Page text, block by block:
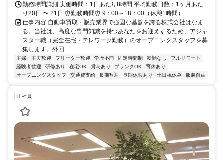
勤務時間詳細 実働時間：1日あたり8時間 平均勤務日数：1ヶ月あた
り20日 〜 21日 ⏰勤務時間⏰ 9：00～18：00（休憩1時間）
仕事内容 自動車買取・販売業界で強固な基盤を誇る株式会社はなま
る。当社は、高度な専門知識を持つあなたをお迎えするため、アジャ
スター職（完全在宅・テレワーク勤務）のオープニングスタッフを募
集します。外回...
主婦・主夫歓迎 フリーター歓迎 学歴不問 固定時間制 転勤なし
フルリモート
経験者歓迎
研修あり 在宅OK 賞与あり ブランクOK
育休あり
オープニングスタッフ
交通費支給 長期歓迎 長期休暇あり 土日祝休み 服装自由
正社員